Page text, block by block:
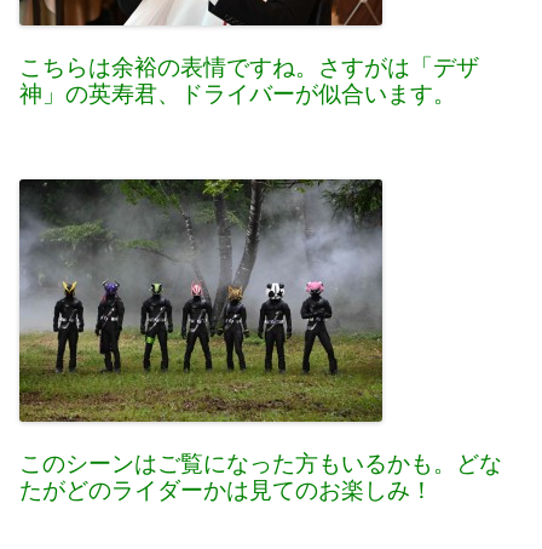
こちらは余裕の表情ですね。さすがは「デザ
神」の英寿君、ドライバーが似合います。
このシーンはご覧になった方もいるかも。どな
たがどのライダーかは見てのお楽しみ！